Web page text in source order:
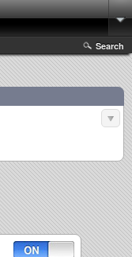
Search